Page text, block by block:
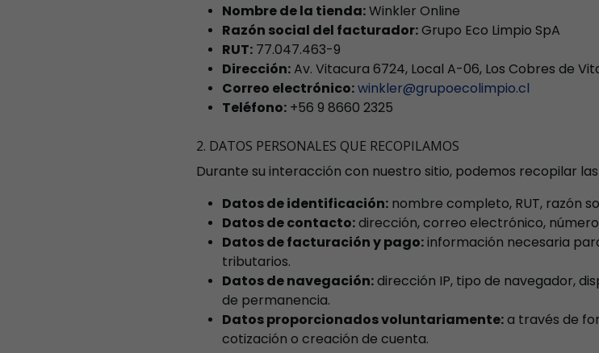
Nombre de la tienda:Winkler Online
Razón social del facturador:Grupo Eco Limpio SpA
RUT:77.047.463-9
Dirección:Av. Vitacura 6724, Local A-06, Los Cobres de
Correo electrónico:winkler@grupoecolimpio.cl
Teléfono:+56 9 8660 2325
2. DATOS PERSONALES QUE RECOPILAMOS
Durante su interacción con nuestro sitio, podemos recopilar
Datos de identificación:nombre completo, RUT, razón
Datos de contacto:dirección, correo electrónico,
Datos de facturación y pago:información necesaria
tributarios.
Datos de navegación:dirección IP, tipo de navegador,
de permanencia.
Datos proporcionados voluntariamente:a través de
cotización o creación de cuenta.